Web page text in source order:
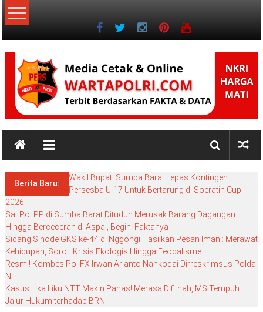
Lompat
ke
NKRI
NKRI
MATIBerita Baru:
Wakil Bupati Sumba Barat Lepas Kontingen
Persesba U-17 Untuk Bertarung di Soeratin Cup
2026
Sat Pol PP di Sumba Barat Dituduh Merusak Barang Dagangan
Hingga Berceceran di Aspal, Begini Faktanya
Sidang Sinode GKS ke-44 di Nggongi Hasilkan Pesan Iman : Merawat
Kehidupan, Soroti Krisis Ekologis Hingga Feodalisme
Resmi! Kombes Pol FX Irwan Arianto Nahkodai Dirreskrimsus Polda
NTT
Kasus Lika Liku NTT Makin Panas! Merasa Difitnah, MS Tempuh
Jalur Hukum terhadap BRN